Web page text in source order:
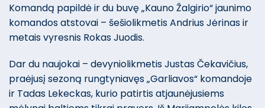
Komandą papildė ir du buvę „Kauno Žalgirio“ jaunimo
komandos atstovai – šešiolikmetis Andrius Jėrinas ir
metais vyresnis Rokas Juodis.
Dar du naujokai – devyniolikmetis Justas Čekavičius,
praėjusį sezoną rungtyniavęs „Garliavos“ komandoje
ir Tadas Lekeckas, kurio patirtis atjaunėjusiems